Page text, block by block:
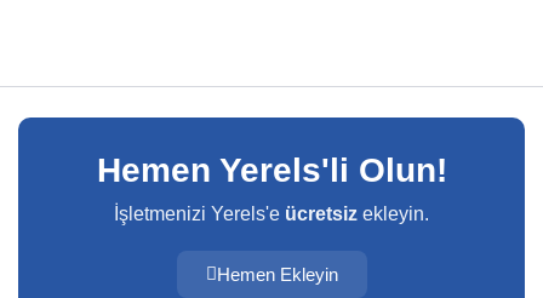
Hemen Yerels'li Olun!
İşletmenizi Yerels'e ücretsiz ekleyin.
Hemen Ekleyin